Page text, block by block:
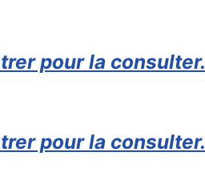
pour la consulter.
pour la consulter.